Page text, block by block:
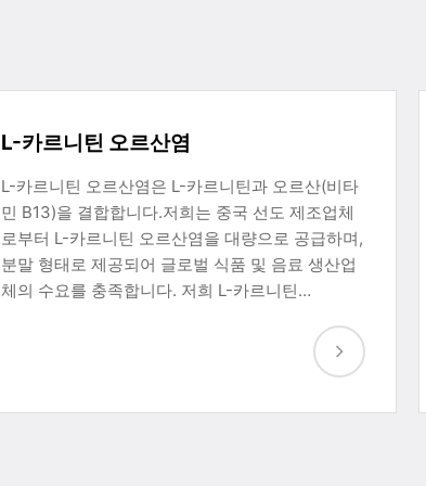
L-카르니틴 오르산염
L-카르니틴 오르산염은 L-카르니틴과 오르산(비타
민 B13)을 결합합니다.저희는 중국 선도 제조업체
로부터 L-카르니틴 오르산염을 대량으로 공급하며,
분말 형태로 제공되어 글로벌 식품 및 음료 생산업
체의 수요를 충족합니다. 저희 L-카르니틴…